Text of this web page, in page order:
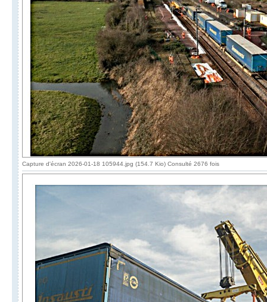
Capture d'écran 2026-01-18 105944.jpg (154.7 Kio) Consulté 2676 fois